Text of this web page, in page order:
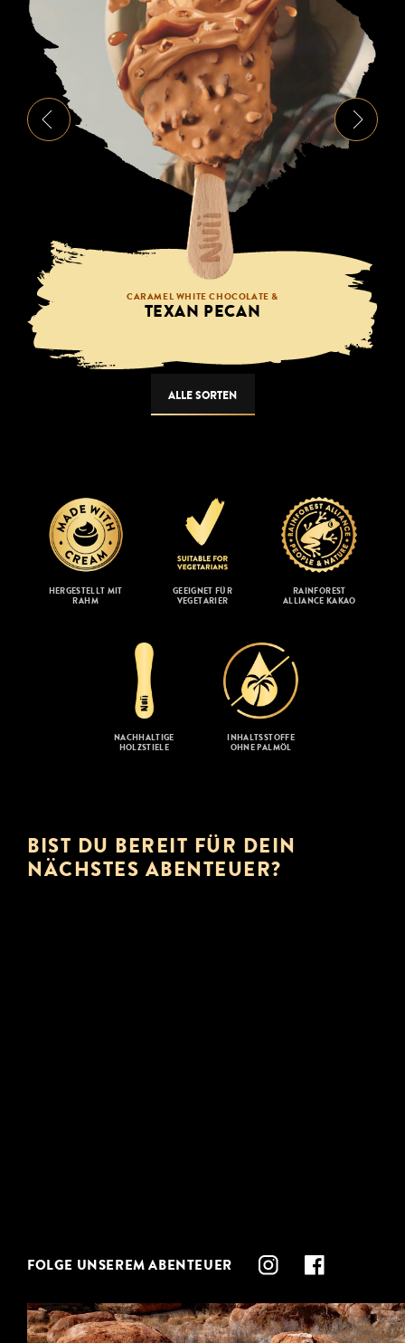
CARAMEL WHITE CHOCOLATE &
TEXAN PECAN
ALLE SORTEN
HERGESTELLT MIT
RAHM
GEEIGNET FÜR
VEGETARIER
RAINFOREST
ALLIANCE KAKAO
NACHHALTIGE
HOLZSTIELE
INHALTSSTOFFE
OHNE PALMÖL
BIST DU BEREIT FÜR DEIN
NÄCHSTES ABENTEUER?
FOLGE UNSEREM ABENTEUER